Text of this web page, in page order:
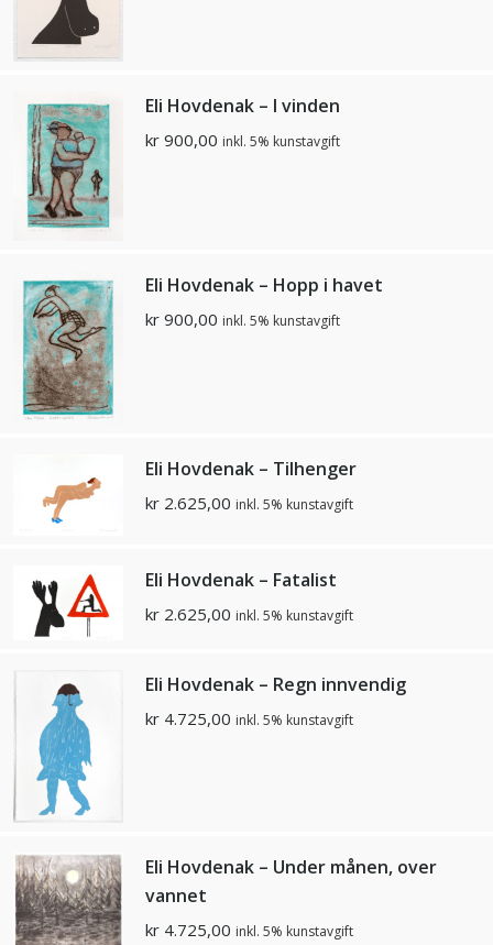
Eli Hovdenak – I vinden
kr 900,00 inkl. 5% kunstavgift
Eli Hovdenak – Hopp i havet
kr 900,00 inkl. 5% kunstavgift
Eli Hovdenak – Tilhenger
kr 2.625,00 inkl. 5% kunstavgift
Eli Hovdenak – Fatalist
kr 2.625,00 inkl. 5% kunstavgift
Eli Hovdenak – Regn innvendig
kr 4.725,00 inkl. 5% kunstavgift
Eli Hovdenak – Under månen, over
vannet
kr 4.725,00 inkl. 5% kunstavgift